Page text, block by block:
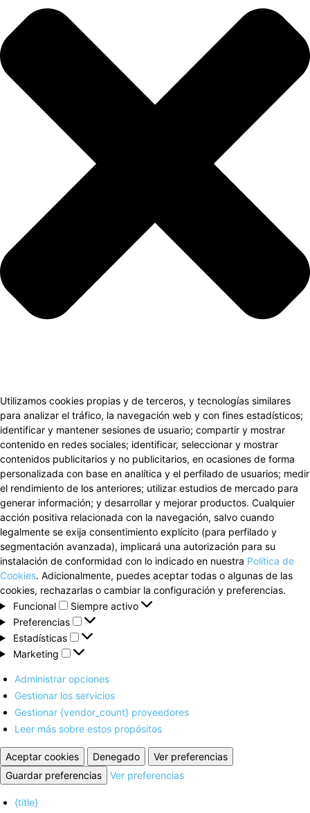
Utilizamos cookies propias y de terceros, y tecnologías similares
para analizar el tráfico, la navegación web y con fines estadísticos;
identificar y mantener sesiones de usuario; compartir y mostrar
contenido en redes sociales; identificar, seleccionar y mostrar
contenidos publicitarios y no publicitarios, en ocasiones de forma
personalizada con base en analítica y el perfilado de usuarios; medir
el rendimiento de los anteriores; utilizar estudios de mercado para
generar información; y desarrollar y mejorar productos. Cualquier
acción positiva relacionada con la navegación, salvo cuando
legalmente se exija consentimiento explícito (para perfilado y
segmentación avanzada), implicará una autorización para su
instalación de conformidad con lo indicado en nuestra Política de
Cookies. Adicionalmente, puedes aceptar todas o algunas de las
cookies, rechazarlas o cambiar la configuración y preferencias.
Funcional
Funcional
Siempre activo
Preferencias
Preferencias
Estadísticas
Estadísticas
Marketing
Marketing
Administrar opciones
Gestionar los servicios
Gestionar {vendor_count} proveedores
Leer más sobre estos propósitos
Aceptar cookies Denegado
Ver preferencias
Guardar preferencias
Ver preferencias
{title}